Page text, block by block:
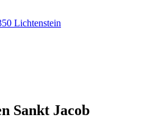
Lichtenstein
Sankt Jacob